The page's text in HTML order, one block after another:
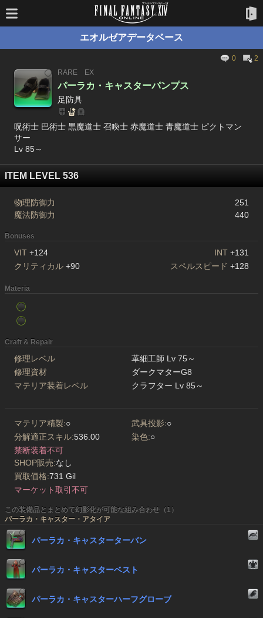
エオルゼアデータベース
0
2
RARE
EX
パーラカ・キャスターパンプス
足防具
呪術士 巴術士 黒魔道士 召喚士 赤魔道士 青魔道士 ピクトマン
サー
Lv 85～
ITEM LEVEL 536
物理防御力
251
魔法防御力
440
Bonuses
VIT +124 INT +131
クリティカル +90 スペルスピード +128
Materia
Craft & Repair
修理レベル
革細工師 Lv 75～
修理資材
ダークマターG8
マテリア装着レベル
クラフター Lv 85～
マテリア精製:○ 武具投影:○
分解適正スキル:536.00 染色:○
禁断装着不可
SHOP販売:なし
買取価格:731 Gil
マーケット取引不可
この装備品とまとめて幻影化が可能な組み合わせ（1）
パーラカ・キャスター・アタイア
パーラカ・キャスターターバン
パーラカ・キャスターベスト
パーラカ・キャスターハーフグローブ